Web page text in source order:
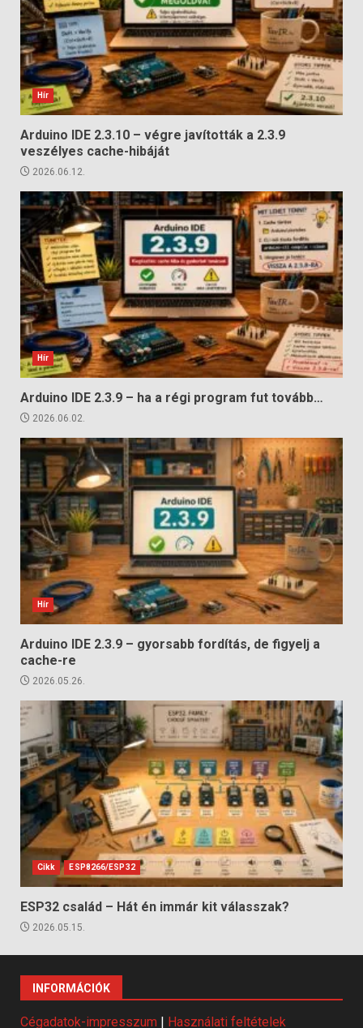
Hír
Arduino IDE 2.3.10 – végre javították a 2.3.9
veszélyes cache-hibáját
2026.06.12.
Hír
Arduino IDE 2.3.9 – ha a régi program fut tovább…
2026.06.02.
Hír
Arduino IDE 2.3.9 – gyorsabb fordítás, de figyelj a
cache-re
2026.05.26.
Cikk ESP8266/ESP32
ESP32 család – Hát én immár kit válasszak?
2026.05.15.
INFORMÁCIÓK
Cégadatok-impresszum Használati feltételek